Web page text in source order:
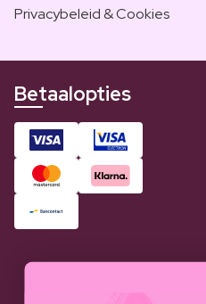
Privacybeleid & Cookies
Betaalopties